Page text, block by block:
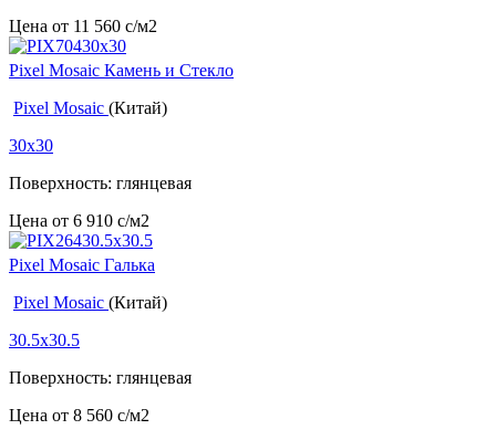
Цена от 11 560 c/м2
Pixel Mosaic Камень и Стекло
Pixel Mosaic (Китай)
30x30
Поверхность: глянцевая
Цена от 6 910 c/м2
Pixel Mosaic Галька
Pixel Mosaic (Китай)
30.5x30.5
Поверхность: глянцевая
Цена от 8 560 c/м2